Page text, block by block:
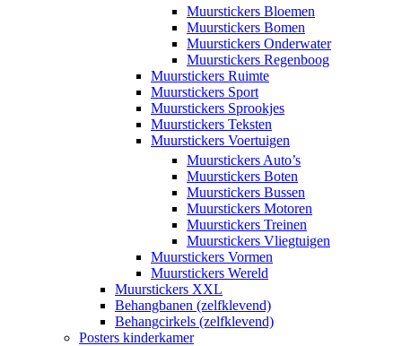
Muurstickers Bloemen
Muurstickers Bomen
Muurstickers Onderwater
Muurstickers Regenboog
Muurstickers Ruimte
Muurstickers Sport
Muurstickers Sprookjes
Muurstickers Teksten
Muurstickers Voertuigen
Muurstickers Auto’s
Muurstickers Boten
Muurstickers Bussen
Muurstickers Motoren
Muurstickers Treinen
Muurstickers Vliegtuigen
Muurstickers Vormen
Muurstickers Wereld
Muurstickers XXL
Behangbanen (zelfklevend)
Behangcirkels (zelfklevend)
Posters kinderkamer